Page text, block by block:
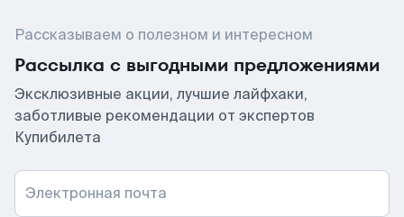
Рассказываем о полезном и интересном
Рассылка с выгодными предложениями
Эксклюзивные акции, лучшие лайфхаки,
заботливые рекомендации от экспертов
Купибилета
Электронная почта